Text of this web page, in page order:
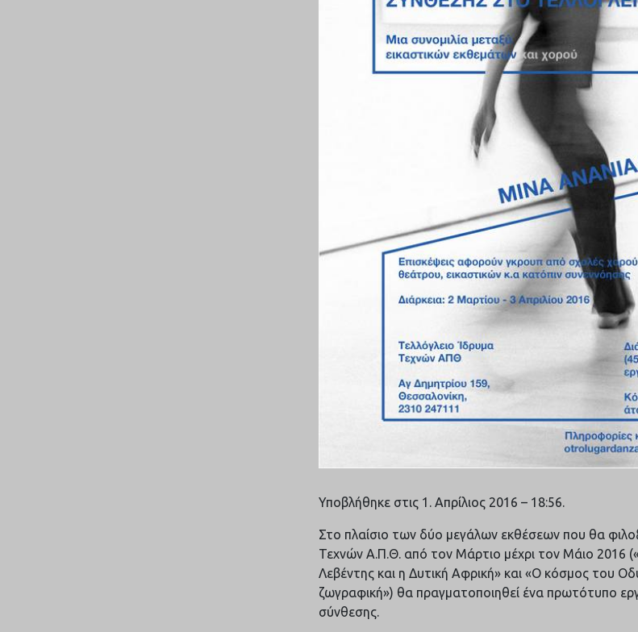
Υποβλήθηκε στις 1. Απρίλιος 2016 – 18:56.
Στο πλαίσιο των δύο μεγάλων εκθέσεων που θα
Τεχνών Α.Π.Θ. από τον Μάρτιο μέχρι τον Μάιο 2016
Λεβέντης και η Δυτική Αφρική» και «Ο κόσμος του
ζωγραφική») θα πραγματοποιηθεί ένα πρωτότυπο
σύνθεσης.